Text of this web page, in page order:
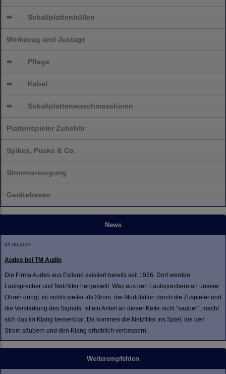
➨ Schallplattenhüllen
Werkzeug und Justage
➨ Pflege
➨ Kabel
➨ Schallplattenwaschmaschinen
Plattenspieler Zubehör
Spikes, Pucks & Co.
Stromversorgung
Gerätebasen
News
01.05.2025
Audes bei TM Audio
Die Firma Audes aus Estland existiert bereits seit 1936. Dort werden
Lautsprecher und Netzfilter hergestellt. Was aus den Lautsprechern an unsere
Ohren dringt, ist nichts weiter als Strom, die Modulation durch die Zuspieler und
die Verstärkung des Signals. Ist ein Anteil an dieser Kette nicht "sauber", macht
sich das im Klang bemerkbar. Da kommen die Netzfilter ins Spiel, die den
Strom säubern und den Klang erheblich verbessern.
Weiterempfehlen